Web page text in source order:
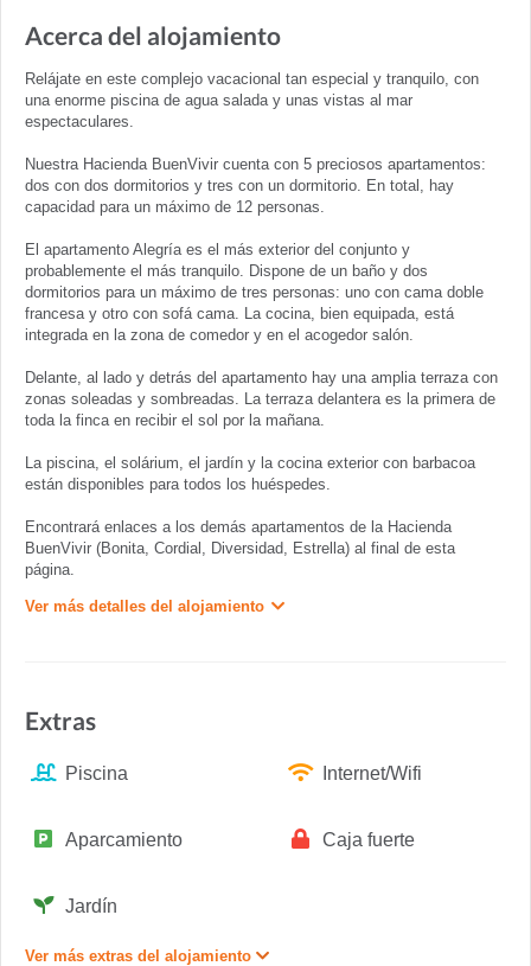
Acerca del alojamiento
Relájate en este complejo vacacional tan especial y tranquilo, con
una enorme piscina de agua salada y unas vistas al mar
espectaculares.
Nuestra Hacienda BuenVivir cuenta con 5 preciosos apartamentos:
dos con dos dormitorios y tres con un dormitorio. En total, hay
capacidad para un máximo de 12 personas.
El apartamento Alegría es el más exterior del conjunto y
probablemente el más tranquilo. Dispone de un baño y dos
dormitorios para un máximo de tres personas: uno con cama doble
francesa y otro con sofá cama. La cocina, bien equipada, está
integrada en la zona de comedor y en el acogedor salón.
Delante, al lado y detrás del apartamento hay una amplia terraza con
zonas soleadas y sombreadas. La terraza delantera es la primera de
toda la finca en recibir el sol por la mañana.
La piscina, el solárium, el jardín y la cocina exterior con barbacoa
están disponibles para todos los huéspedes.
Encontrará enlaces a los demás apartamentos de la Hacienda
BuenVivir (Bonita, Cordial, Diversidad, Estrella) al final de esta
página.
Ver más detalles del alojamiento
Extras
Piscina Internet/Wifi
Aparcamiento Caja fuerte
Jardín
Ver más extras del alojamiento